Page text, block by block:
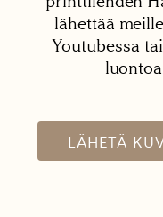
lähettää
Youtubessa
LÄHETÄ